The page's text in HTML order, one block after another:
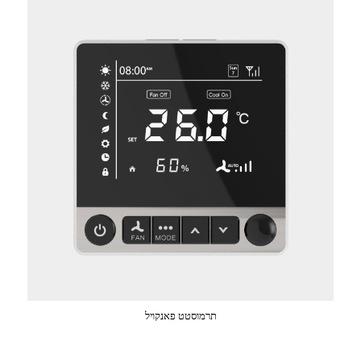
תרמוסטט פאנקויל